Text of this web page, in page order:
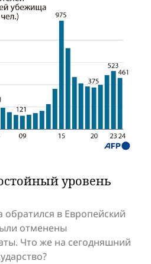
уровень
в Европейский
отменены
Что же на сегодняшний